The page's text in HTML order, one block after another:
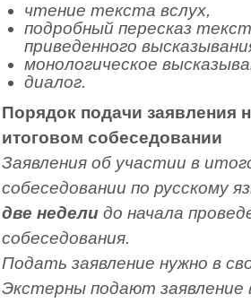
чтение текста вслух,
подробный пересказ
приведенного
монологическое
диалог.
Порядок подачи заявления
итоговом собеседовании
Заявления об участии в
собеседовании по русскому
две недели до начала
собеседования.
Подать заявление нужно в
Экстерны подают заявление